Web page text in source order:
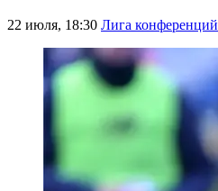
22 июля, 18:30 Лига конференций